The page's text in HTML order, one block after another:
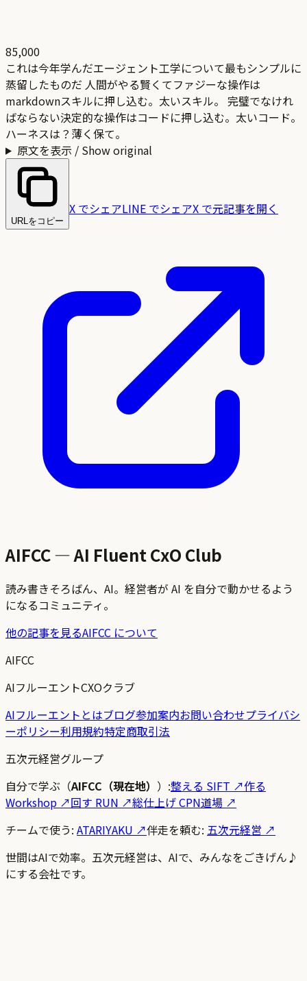
85,000
これは今年学んだエージェント工学について最もシンプルに
蒸留したものだ 人間がやる賢くてファジーな操作は
markdownスキルに押し込む。太いスキル。 完璧でなけれ
ばならない決定的な操作はコードに押し込む。太いコード。
ハーネスは？薄く保て。
原文を表示 / Show original
URLをコピー
X でシェアLINE でシェアX で元記事を開く
AIFCC — AI Fluent CxO Club
読み書きそろばん、AI。経営者が AI を自分で動かせるよう
になるコミュニティ。
他の記事を見るAIFCC について
AIFCC
AIフルーエントCXOクラブ
AIフルーエントとはブログ参加案内お問い合わせプライバシ
ーポリシー利用規約特定商取引法
五次元経営グループ
自分で学ぶ（AIFCC（現在地） ）:整える SIFT ↗作る
Workshop ↗回す RUN ↗総仕上げ CPN道場 ↗
チームで使う: ATARIYAKU ↗伴走を頼む: 五次元経営 ↗
世間はAIで効率。五次元経営は、AIで、みんなをごきげん♪
にする会社です。